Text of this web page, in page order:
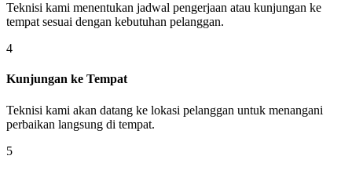
Teknisi kami menentukan jadwal pengerjaan atau kunjungan ke
tempat sesuai dengan kebutuhan pelanggan.
4
Kunjungan ke Tempat
Teknisi kami akan datang ke lokasi pelanggan untuk menangani
perbaikan langsung di tempat.
5